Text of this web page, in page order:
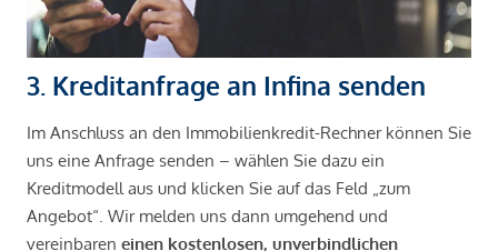
3. Kreditanfrage an Infina senden
Im Anschluss an den Immobilienkredit-Rechner können Sie
uns eine Anfrage senden – wählen Sie dazu ein
Kreditmodell aus und klicken Sie auf das Feld „zum
Angebot“. Wir melden uns dann umgehend und
vereinbaren einen kostenlosen, unverbindlichen